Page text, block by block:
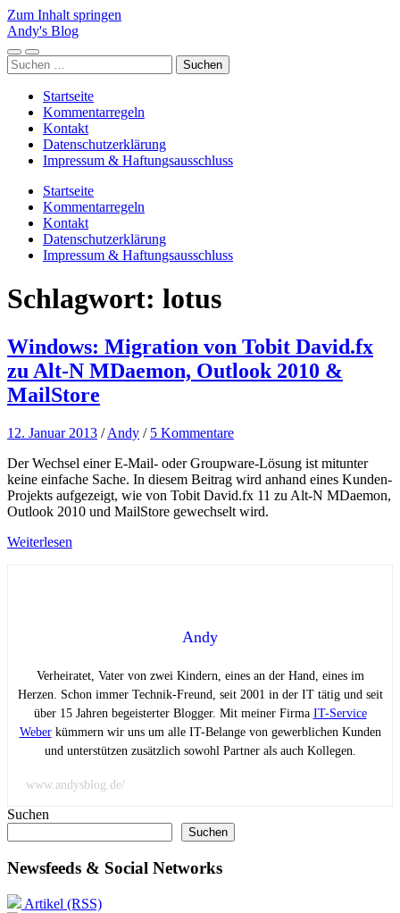
Zum Inhalt springen
Andy's Blog
Mobile-
Menü
Suchfeld
ein-/ausblenden
Suchen
nach:
Startseite
Kommentarregeln
Kontakt
Datenschutzerklärung
Impressum & Haftungsausschluss
Startseite
Kommentarregeln
Kontakt
Datenschutzerklärung
Impressum & Haftungsausschluss
Schlagwort: lotus
Windows: Migration von Tobit David.fx
zu Alt-N MDaemon, Outlook 2010 &
MailStore
12. Januar 2013 /Andy / 5 Kommentare
Der Wechsel einer E-Mail- oder Groupware-Lösung ist mitunter
keine einfache Sache. In diesem Beitrag wird anhand eines Kunden-
Projekts aufgezeigt, wie von Tobit David.fx 11 zu Alt-N MDaemon,
Outlook 2010 und MailStore gewechselt wird.
Weiterlesen
Andy
Verheiratet, Vater von zwei Kindern, eines an der Hand, eines im
Herzen. Schon immer Technik-Freund, seit 2001 in der IT tätig und seit
über 15 Jahren begeisterter Blogger. Mit meiner Firma IT-Service
Weberkümmern wir uns um alle IT-Belange von gewerblichen Kunden
und unterstützen zusätzlich sowohl Partner als auch Kollegen.
www.andysblog.de/
Suchen
Suchen
Newsfeeds & Social Networks
Artikel (RSS)